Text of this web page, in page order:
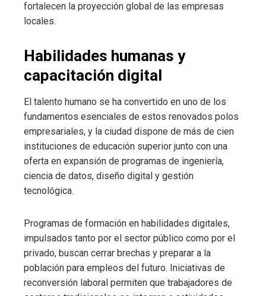
fortalecen la proyección global de las empresas
locales.
Habilidades humanas y
capacitación digital
El talento humano se ha convertido en uno de los
fundamentos esenciales de estos renovados polos
empresariales, y la ciudad dispone de más de cien
instituciones de educación superior junto con una
oferta en expansión de programas de ingeniería,
ciencia de datos, diseño digital y gestión
tecnológica.
Programas de formación en habilidades digitales,
impulsados tanto por el sector público como por el
privado, buscan cerrar brechas y preparar a la
población para empleos del futuro. Iniciativas de
reconversión laboral permiten que trabajadores de